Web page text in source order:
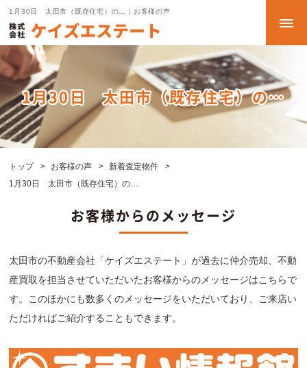
1月30日 太田市（既存住宅）の…｜お客様の声
1月30日 太田市（既存住宅）の…
トップ お客様の声
新着査定物件
1月30日 太田市（既存住宅）の…
お客様からのメッセージ
太田市の不動産会社「ケイズエステート」が過去に仲介売却、不動
産買取を担当させていただいたお客様からのメッセージはこちらで
す。このほかにも数多くのメッセージをいただいており、ご来店い
ただければご紹介することもできます。